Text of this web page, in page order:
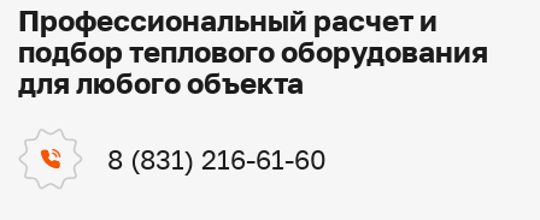
Профессиональный расчет и
подбор теплового оборудования
для любого объекта
8 (831) 216-61-60